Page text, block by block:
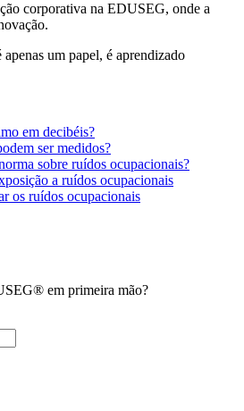
corporativa na EDUSEG, onde a
um papel, é aprendizado
em decibéis?
ser medidos?
sobre ruídos ocupacionais?
a ruídos ocupacionais
os ruídos ocupacionais
em primeira mão?